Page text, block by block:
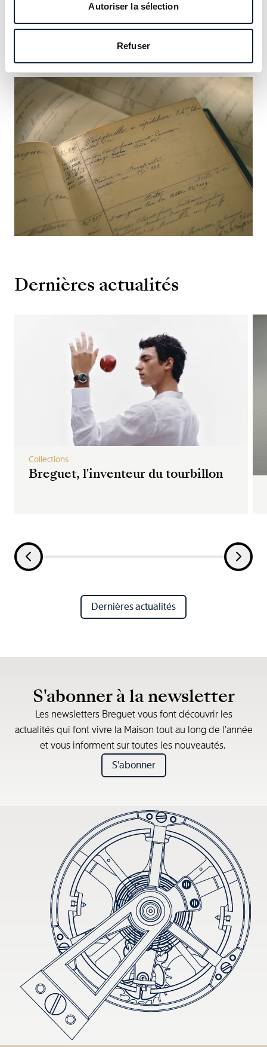
Autoriser la sélection
Refuser
notre héritage et saisissez l’occasion d’y inscrire le vôtre.
Dernières actualités
Breguet, l'inventeur du tourbillon
Collections
Dernières actualités
S'abonner à la newsletter
Les newsletters Breguet vous font découvrir les
actualités qui font vivre la Maison tout au long de l’année
et vous informent sur toutes les nouveautés.
S'abonner